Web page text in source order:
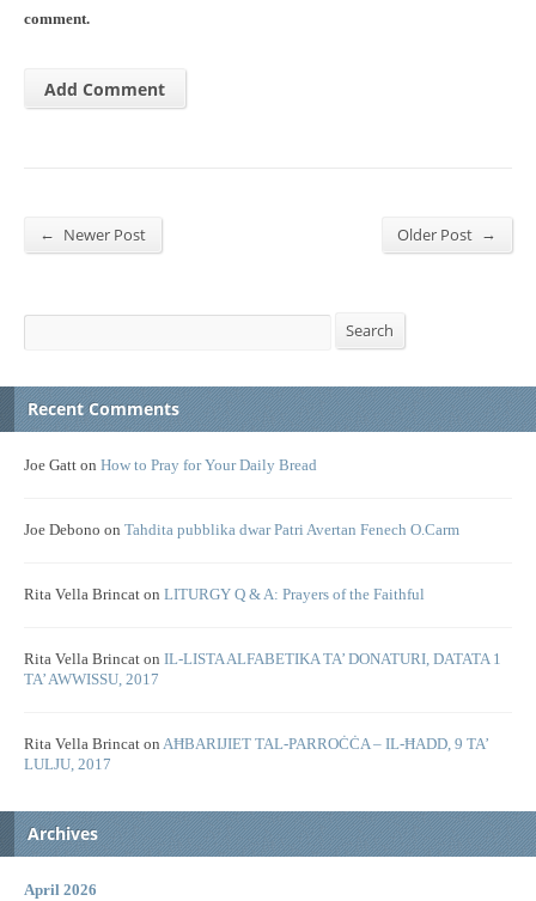
comment.
← Newer Post Older Post →
Search
Recent Comments
Joe Gatt on How to Pray for Your Daily Bread
Joe Debono on Tahdita pubblika dwar Patri Avertan Fenech O.Carm
Rita Vella Brincat on LITURGY Q & A: Prayers of the Faithful
Rita Vella Brincat on IL-LISTA ALFABETIKA TA’ DONATURI, DATATA 1
TA’ AWWISSU, 2017
Rita Vella Brincat on AĦBARIJIET TAL-PARROĊĊA – IL-ĦADD, 9 TA’
LULJU, 2017
Archives
April 2026